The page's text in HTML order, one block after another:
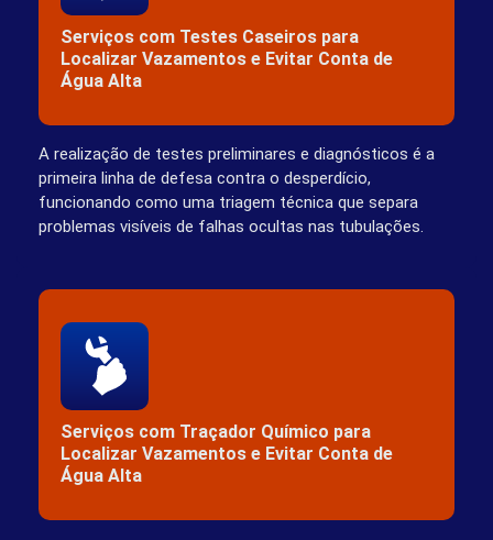
Serviços com Testes Caseiros para
Localizar Vazamentos e Evitar Conta de
Água Alta
A realização de testes preliminares e diagnósticos é a
primeira linha de defesa contra o desperdício,
funcionando como uma triagem técnica que separa
problemas visíveis de falhas ocultas nas tubulações.
Serviços com Traçador Químico para
Localizar Vazamentos e Evitar Conta de
Água Alta